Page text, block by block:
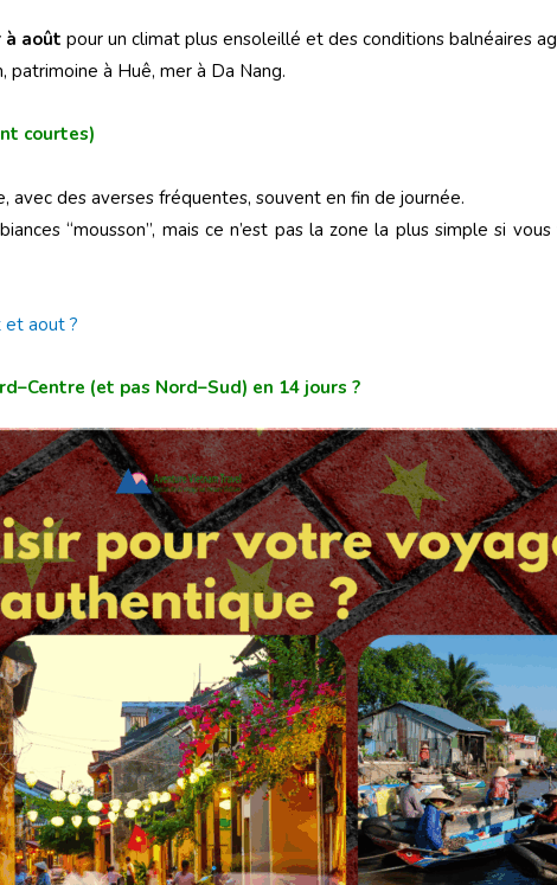
à août pour un climat plus ensoleillé et des conditions balnéaires
patrimoine à Huê, mer à Da Nang.
courtes)
avec des averses fréquentes, souvent en fin de journée.
“mousson”, mais ce n’est pas la zone la plus simple si
et aout ?
(et pas Nord–Sud) en 14 jours ?